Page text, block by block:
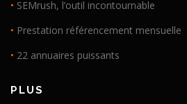
• SEMrush, l’outil incontournable
• Prestation référencement mensuelle
• 22 annuaires puissants
PLUS